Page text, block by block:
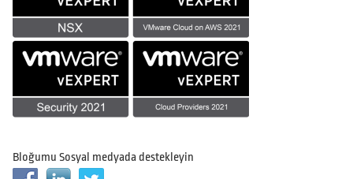
Bloğumu Sosyal medyada destekleyin